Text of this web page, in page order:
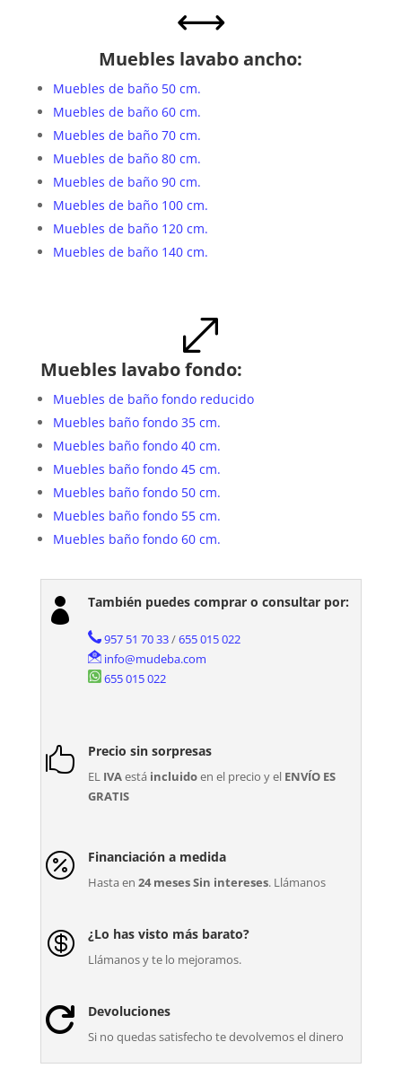
,
Muebles lavabo ancho:
Muebles de baño 50 cm.
Muebles de baño 60 cm.
Muebles de baño 70 cm.
Muebles de baño 80 cm.
Muebles de baño 90 cm.
Muebles de baño 100 cm.
Muebles de baño 120 cm.
Muebles de baño 140 cm.
.
Muebles lavabo fondo:
Muebles de baño fondo reducido
Muebles baño fondo 35 cm.
Muebles baño fondo 40 cm.
Muebles baño fondo 45 cm.
Muebles baño fondo 50 cm.
Muebles baño fondo 55 cm.
Muebles baño fondo 60 cm.
 También puedes comprar o consultar por:
957 51 70 33/655 015 022
info@mudeba.com
655 015 022
 Precio sin sorpresas
EL IVAestá incluidoen el precio y el ENVÍO ES
GRATIS
 Financiación a medida
Hasta en 24 meses Sin intereses. Llámanos
 ¿Lo has visto más barato?
Llámanos y te lo mejoramos.
 Devoluciones
Si no quedas satisfecho te devolvemos el dinero